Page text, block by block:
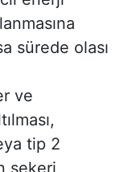
sürede olası
ve
tip 2
şekeri